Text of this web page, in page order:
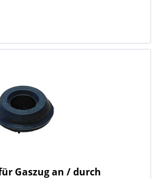
Gaszug an / durch